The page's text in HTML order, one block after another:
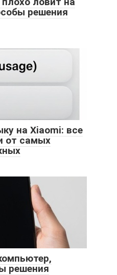
решения
на Xiaomi: все
от самых
решения